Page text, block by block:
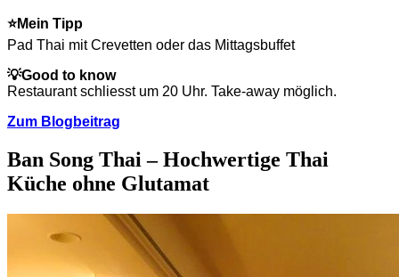
⭐Mein Tipp
Pad Thai mit Crevetten oder das Mittagsbuffet
💡Good to know
Restaurant schliesst um 20 Uhr. Take-away möglich.
Zum Blogbeitrag
Ban Song Thai – Hochwertige Thai
Küche ohne Glutamat